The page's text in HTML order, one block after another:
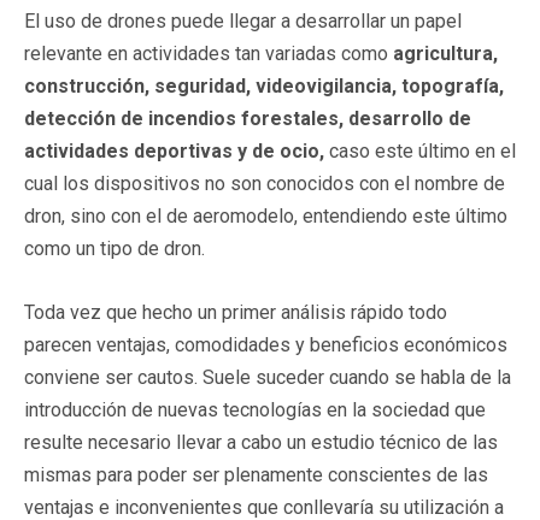
El uso de drones puede llegar a desarrollar un papel
relevante en actividades tan variadas como agricultura,
construcción, seguridad, videovigilancia, topografía,
detección de incendios forestales, desarrollo de
actividades deportivas y de ocio, caso este último en el
cual los dispositivos no son conocidos con el nombre de
dron, sino con el de aeromodelo, entendiendo este último
como un tipo de dron.
Toda vez que hecho un primer análisis rápido todo
parecen ventajas, comodidades y beneficios económicos
conviene ser cautos. Suele suceder cuando se habla de la
introducción de nuevas tecnologías en la sociedad que
resulte necesario llevar a cabo un estudio técnico de las
mismas para poder ser plenamente conscientes de las
ventajas e inconvenientes que conllevaría su utilización a